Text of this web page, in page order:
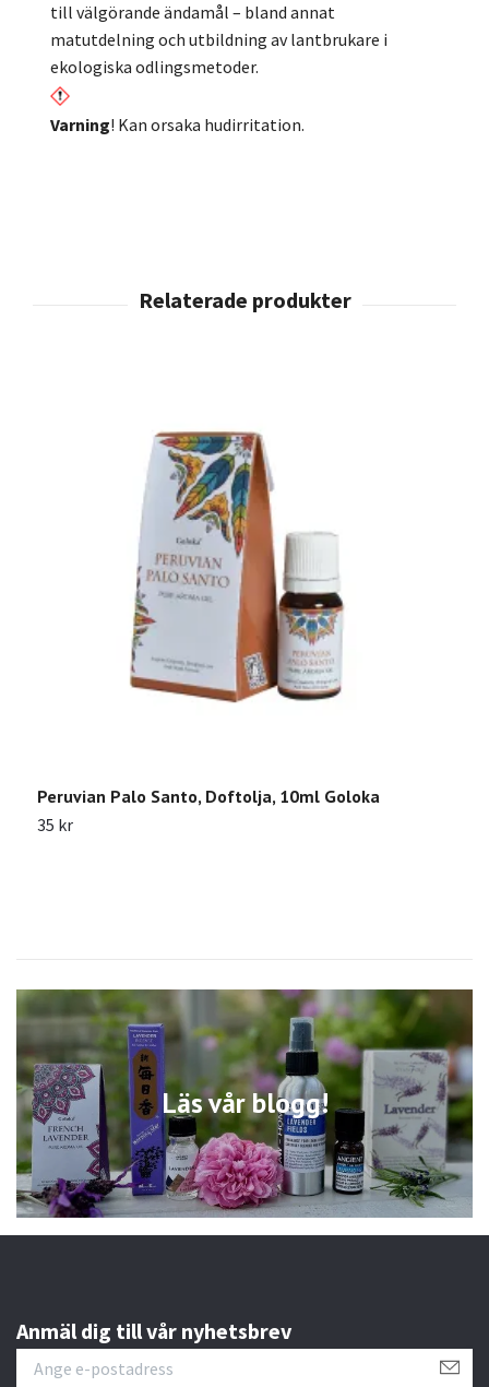
Läs vår blogg!
till välgörande ändamål – bland annat
matutdelning och utbildning av lantbrukare i
ekologiska odlingsmetoder.
Varning! Kan orsaka hudirritation.
Peruvian Palo Santo, Doftolja, 10ml Goloka
35 kr
Anmäl dig till vår nyhetsbrev